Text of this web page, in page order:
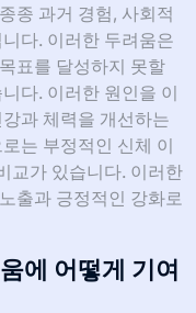
종 과거 경험, 사회적
다. 이러한 두려움은
표를 달성하지 못할
다. 이러한 원인을 이
과 체력을 개선하는
는 부정적인 신체 이
교가 있습니다. 이러한
출과 긍정적인 강화로
에 어떻게 기여